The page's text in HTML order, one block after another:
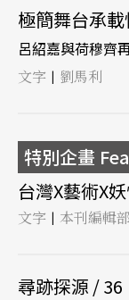
極簡舞台承
呂紹嘉與荷穆齊
文字 | 劉馬利
特別企畫
台灣X藝術X
文字 | 本刊編輯部
尋跡探源 / 36